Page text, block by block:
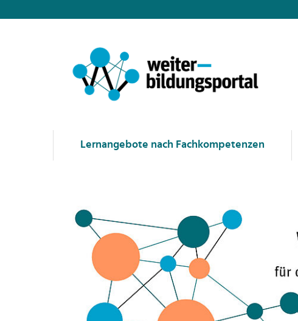
Lernangebote nach Fachkompetenzen